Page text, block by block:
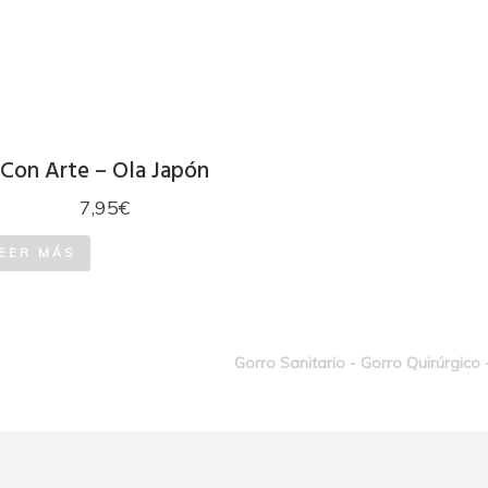
Con Arte – Ola Japón
7,95€
MÁS
Gorro Sanitario - Gorro Quirúrgico